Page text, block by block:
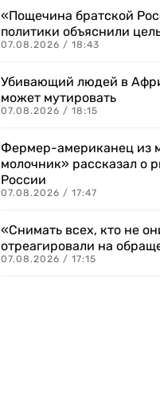
«Пощечина братской
политики объяснили
07.08.2026 / 18:43
Убивающий людей в
может мутировать
07.08.2026 / 18:15
Фермер-американец из
молочник» рассказал о
России
07.08.2026 / 17:47
«Снимать всех, кто не
отреагировали на
07.08.2026 / 17:15